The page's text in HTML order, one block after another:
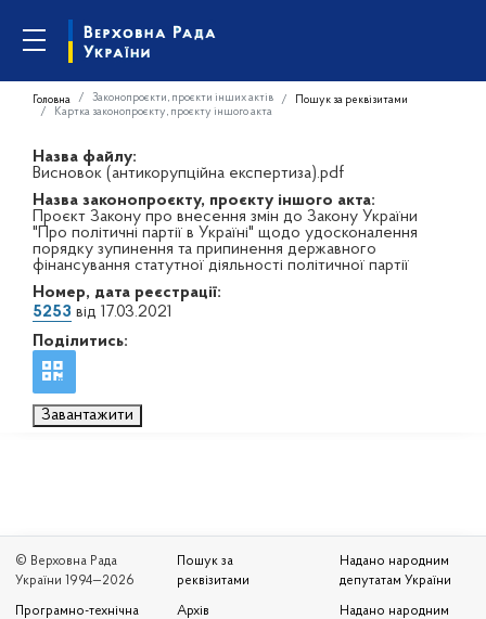
Головна Законопроєкти, проєкти інших актів
Пошук за реквізитами
Картка законопроєкту, проєкту іншого акта
Назва файлу:
Висновок (антикорупційна експертиза).pdf
Назва законопроєкту, проєкту іншого акта:
Проєкт Закону про внесення змін до Закону України
"Про політичні партії в Україні" щодо удосконалення
порядку зупинення та припинення державного
фінансування статутної діяльності політичної партії
Номер, дата реєстрації:
5253 від 17.03.2021
Поділитись:
Завантажити
© Верховна Рада
України 1994—2026
Програмно-технічна
Пошук за
реквізитами
Архів
Надано народним
депутатам України
Надано народним